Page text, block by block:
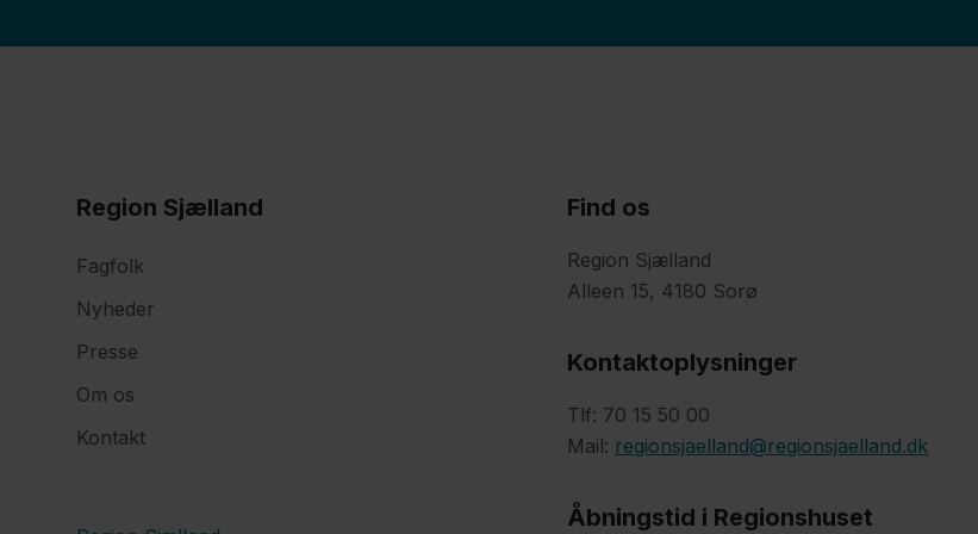
Region Sjælland
Fagfolk
Nyheder
Presse
Om os
Kontakt
Find os
Region Sjælland
Alleen 15, 4180 Sorø
Kontaktoplysninger
Tlf: 70 15 50 00
Mail: regionsjaelland@regionsjaelland.dk
Åbningstid i Regionshuset